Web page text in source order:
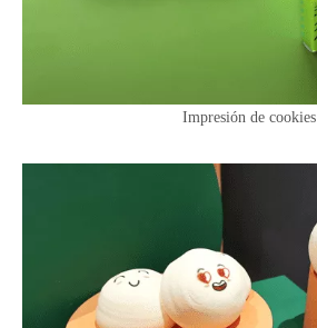
Impresión de cookies